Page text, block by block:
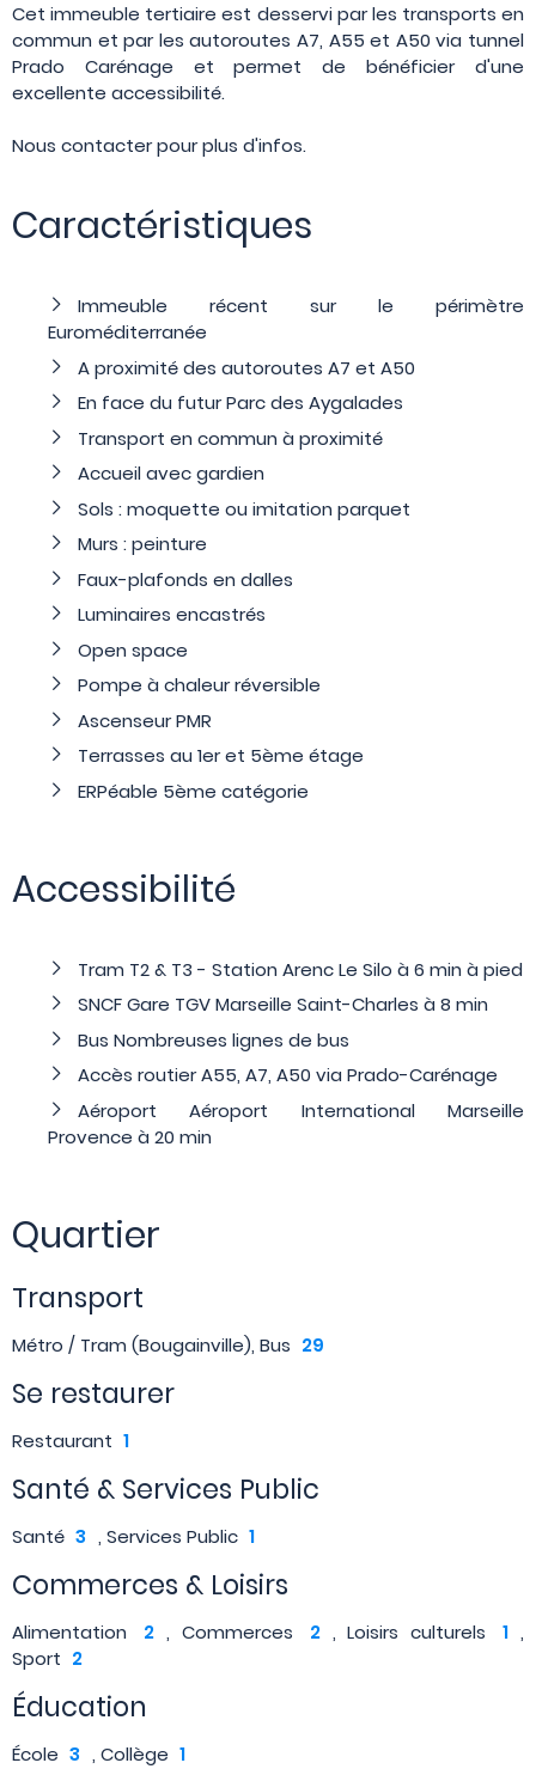
Cet immeuble tertiaire est desservi par les transports en
commun et par les autoroutes A7, A55 et A50 via tunnel
Prado Carénage et permet de bénéficier d'une
excellente accessibilité.
Nous contacter pour plus d'infos.
Caractéristiques
Immeuble récent sur le périmètre
Euroméditerranée
A proximité des autoroutes A7 et A50
En face du futur Parc des Aygalades
Transport en commun à proximité
Accueil avec gardien
Sols : moquette ou imitation parquet
Murs : peinture
Faux-plafonds en dalles
Luminaires encastrés
Open space
Pompe à chaleur réversible
Ascenseur PMR
Terrasses au 1er et 5ème étage
ERPéable 5ème catégorie
Accessibilité
Tram T2 & T3 - Station Arenc Le Silo à 6 min à pied
SNCF Gare TGV Marseille Saint-Charles à 8 min
Bus Nombreuses lignes de bus
Accès routier A55, A7, A50 via Prado-Carénage
Aéroport Aéroport International Marseille
Provence à 20 min
Quartier
Transport
Métro / Tram (Bougainville), Bus 29
Se restaurer
Restaurant 1
Santé & Services Public
Santé 3 , Services Public 1
Commerces & Loisirs
Alimentation 2 , Commerces 2 , Loisirs culturels 1 ,
Sport 2
Éducation
École 3 , Collège 1